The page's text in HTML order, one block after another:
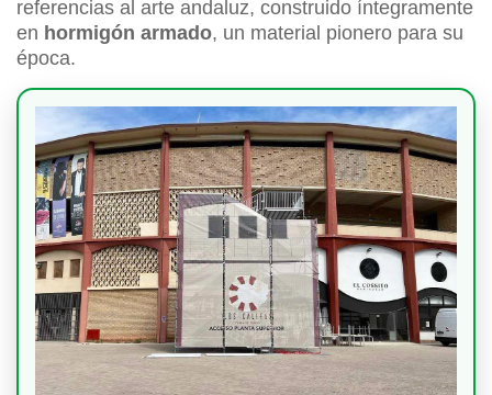
referencias al arte andaluz, construido íntegramente
en hormigón armado, un material pionero para su
época.